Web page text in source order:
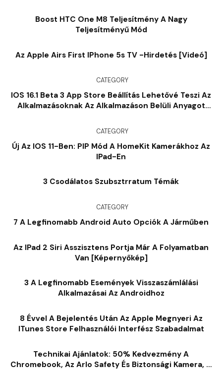
Boost HTC One M8 Teljesítmény A Nagy
Teljesítményű Mód
Az Apple Airs First IPhone 5s TV -hirdetés [videó]
CATEGORY
IOS 16.1 Beta 3 App Store Beállítás Lehetővé Teszi Az
Alkalmazásoknak Az Alkalmazáson Belüli Anyagot
CATEGORY
Új Az IOS 11-Ben: PIP Mód A HomeKit Kamerákhoz Az
IPad-En
3 Csodálatos Szubsztrratum Témák
CATEGORY
7 A Legfinomabb Android Auto Opciók A Járműben
Az IPad 2 Siri Asszisztens Portja Már A Folyamatban
Van [képernyőkép]
3 A Legfinomabb Események Visszaszámlálási
Alkalmazásai Az Androidhoz
8 Évvel A Bejelentés Után Az Apple Megnyeri Az
ITunes Store Felhasználói Interfész Szabadalmat
Technikai Ajánlatok: 50% Kedvezmény A
Chromebook, Az Arlo Safety És Biztonsági Kamera, A